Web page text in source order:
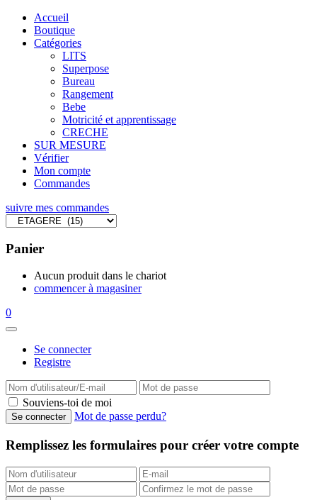
Accueil
Boutique
Catégories
LITS
Superpose
Bureau
Rangement
Bebe
Motricité et apprentissage
CRECHE
SUR MESURE
Vérifier
Mon compte
Commandes
suivre mes commandes
Panier
Aucun produit dans le chariot
commencer à magasiner
0
Se connecter
Registre
Souviens-toi de moi
Mot de passe perdu?
Remplissez les formulaires pour créer votre compte